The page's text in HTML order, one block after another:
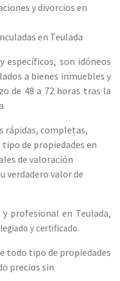
y divorcios en
en Teulada
son idóneos
a bienes inmuebles y
de 48 a 72 horas tras la
rápidas, completas,
de propiedades en
de valoración
verdadero valor de
profesional en Teulada,
y certificado.
todo tipo de propiedades
precios sin